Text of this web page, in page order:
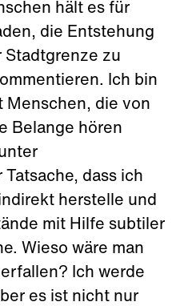
hält es für
die Entstehung
Stadtgrenze zu
Ich bin
Menschen, die von
Belange hören
dass ich
herstelle und
mit Hilfe subtiler
Wieso wäre man
Ich werde
es ist nicht nur